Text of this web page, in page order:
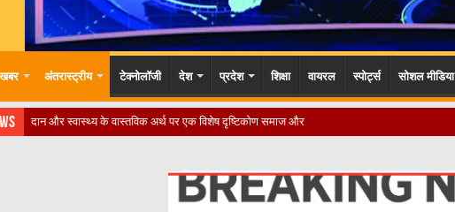
अंतरास्ट्रीय टेक्नोलॉजी देश प्रदेश शिक्षा वायरल स्पोर्ट्स सोशल मीडिया
​”कानून तो बदल गया 2016 में,